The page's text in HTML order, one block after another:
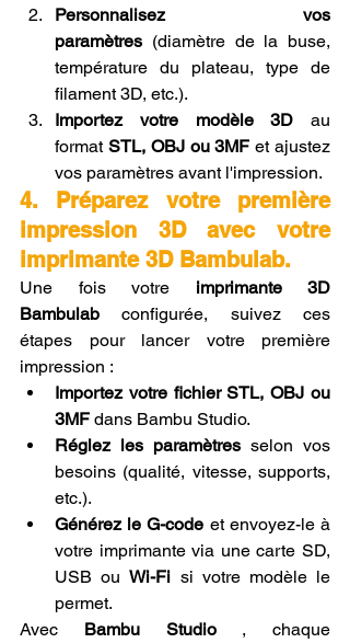
Personnalisez vos
paramètres (diamètre de la buse,
température du plateau, type de
filament 3D, etc.).
Importez votre modèle 3D au
format STL, OBJ ou 3MF et ajustez
vos paramètres avant l'impression.
4. Préparez votre première
impression 3D avec votre
imprimante 3D Bambulab.
Une fois votre imprimante 3D
Bambulab configurée, suivez ces
étapes pour lancer votre première
impression :
Importez votre fichier STL, OBJ ou
3MF dans Bambu Studio.
Réglez les paramètres selon vos
besoins (qualité, vitesse, supports,
etc.).
Générez le G-code et envoyez-le à
votre imprimante via une carte SD,
USB ou Wi-Fi si votre modèle le
permet.
Avec Bambu Studio , chaque